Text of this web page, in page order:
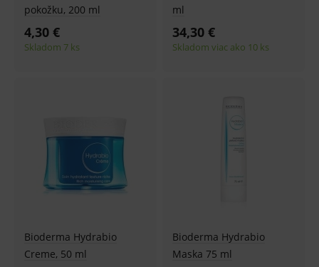
pokožku, 200 ml
4,30 €
Skladom 7 ks
ml
34,30 €
Skladom viac ako 10 ks
Bioderma Hydrabio
Creme, 50 ml
Bioderma Hydrabio
Maska 75 ml